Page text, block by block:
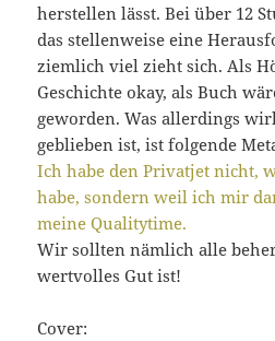
herstellen lässt. Bei über 12
das stellenweise eine
ziemlich viel zieht sich. Als
Geschichte okay, als Buch
geworden. Was allerdings
geblieben ist, ist folgende
Ich habe den Privatjet nicht,
habe, sondern weil ich mir
meine Qualitytime.
Wir sollten nämlich alle
wertvolles Gut ist!
Cover: